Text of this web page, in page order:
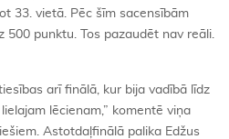
33. vietā. Pēc šīm sacensībām
500 punktu. Tos pazaudēt nav reāli.
arī finālā, kur bija vadībā līdz
lēcienam,” komentē viņa
Astotdaļfinālā palika Edžus